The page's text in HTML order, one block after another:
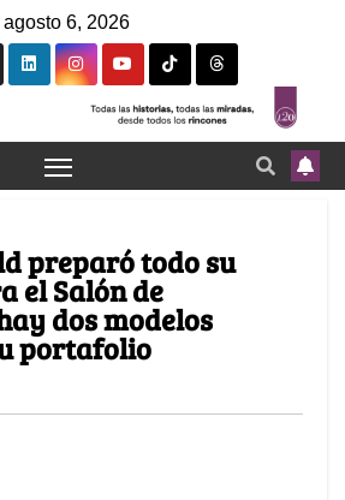
agosto 6, 2026
preparó todo su
el Salón de
dos modelos
portafolio